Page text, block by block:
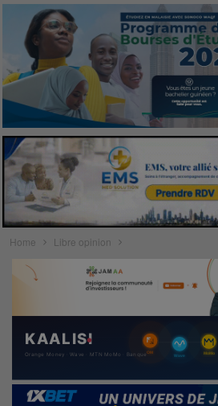
Home Libre opinion